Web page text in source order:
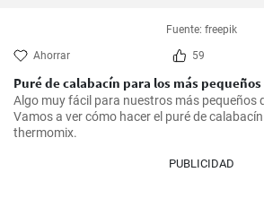
Fuente: freepik
Ahorrar 59
Puré de calabacín para los más
Algo muy fácil para nuestros más pequeños
Vamos a ver cómo hacer el puré de
thermomix.
PUBLICIDAD